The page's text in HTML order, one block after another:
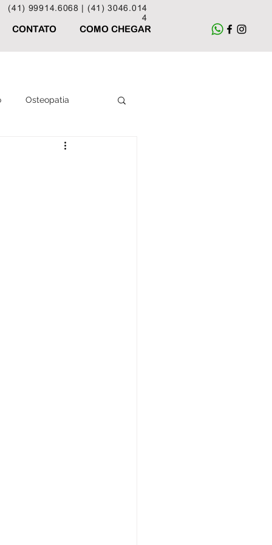
CONTATO COMO CHEGAR
(41) 99914.6068 | (41) 3046.014
4
Osteopatia